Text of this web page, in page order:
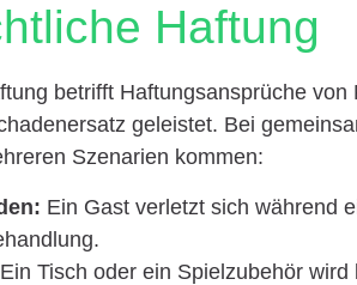
Haftung
betrifft Haftungsansprüche
geleistet. Bei
Szenarien kommen:
Ein Gast verletzt sich während
Ein Tisch oder ein Spielzubehör wird